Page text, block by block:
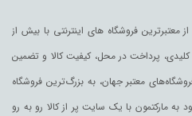
معتبرترین فروشگاه های اینترنتی با بیش از
پرداخت در محل، کیفیت کالا و تضمین
معتبر جهان، به بزرگ‌ترین فروشگاه
به مارکتمون با یک سایت پر از کالا رو به رو